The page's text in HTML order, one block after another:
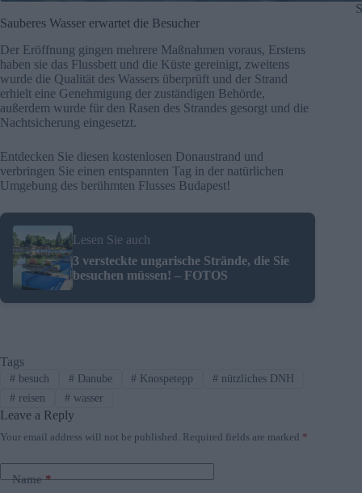
Sauberes Wasser erwartet die Besucher
Der Eröffnung gingen mehrere Maßnahmen voraus, Erstens
haben sie das Flussbett und die Küste gereinigt, zweitens
wurde die Qualität des Wassers überprüft und der Strand
erhielt eine Genehmigung der zuständigen Behörde,
außerdem wurde für den Rasen des Strandes gesorgt und die
Nachtsicherung eingesetzt.
Entdecken Sie diesen kostenlosen Donaustrand und
verbringen Sie einen entspannten Tag in der natürlichen
Umgebung des berühmten Flusses Budapest!
Lesen Sie auch
3 versteckte ungarische Strände, die Sie
besuchen müssen! – FOTOS
Tags
#besuch #Danube # Knospetepp # nützliches DNH
#reisen #wasser
Leave a Reply
Your email address will not be published. Required fields are marked *
Name*